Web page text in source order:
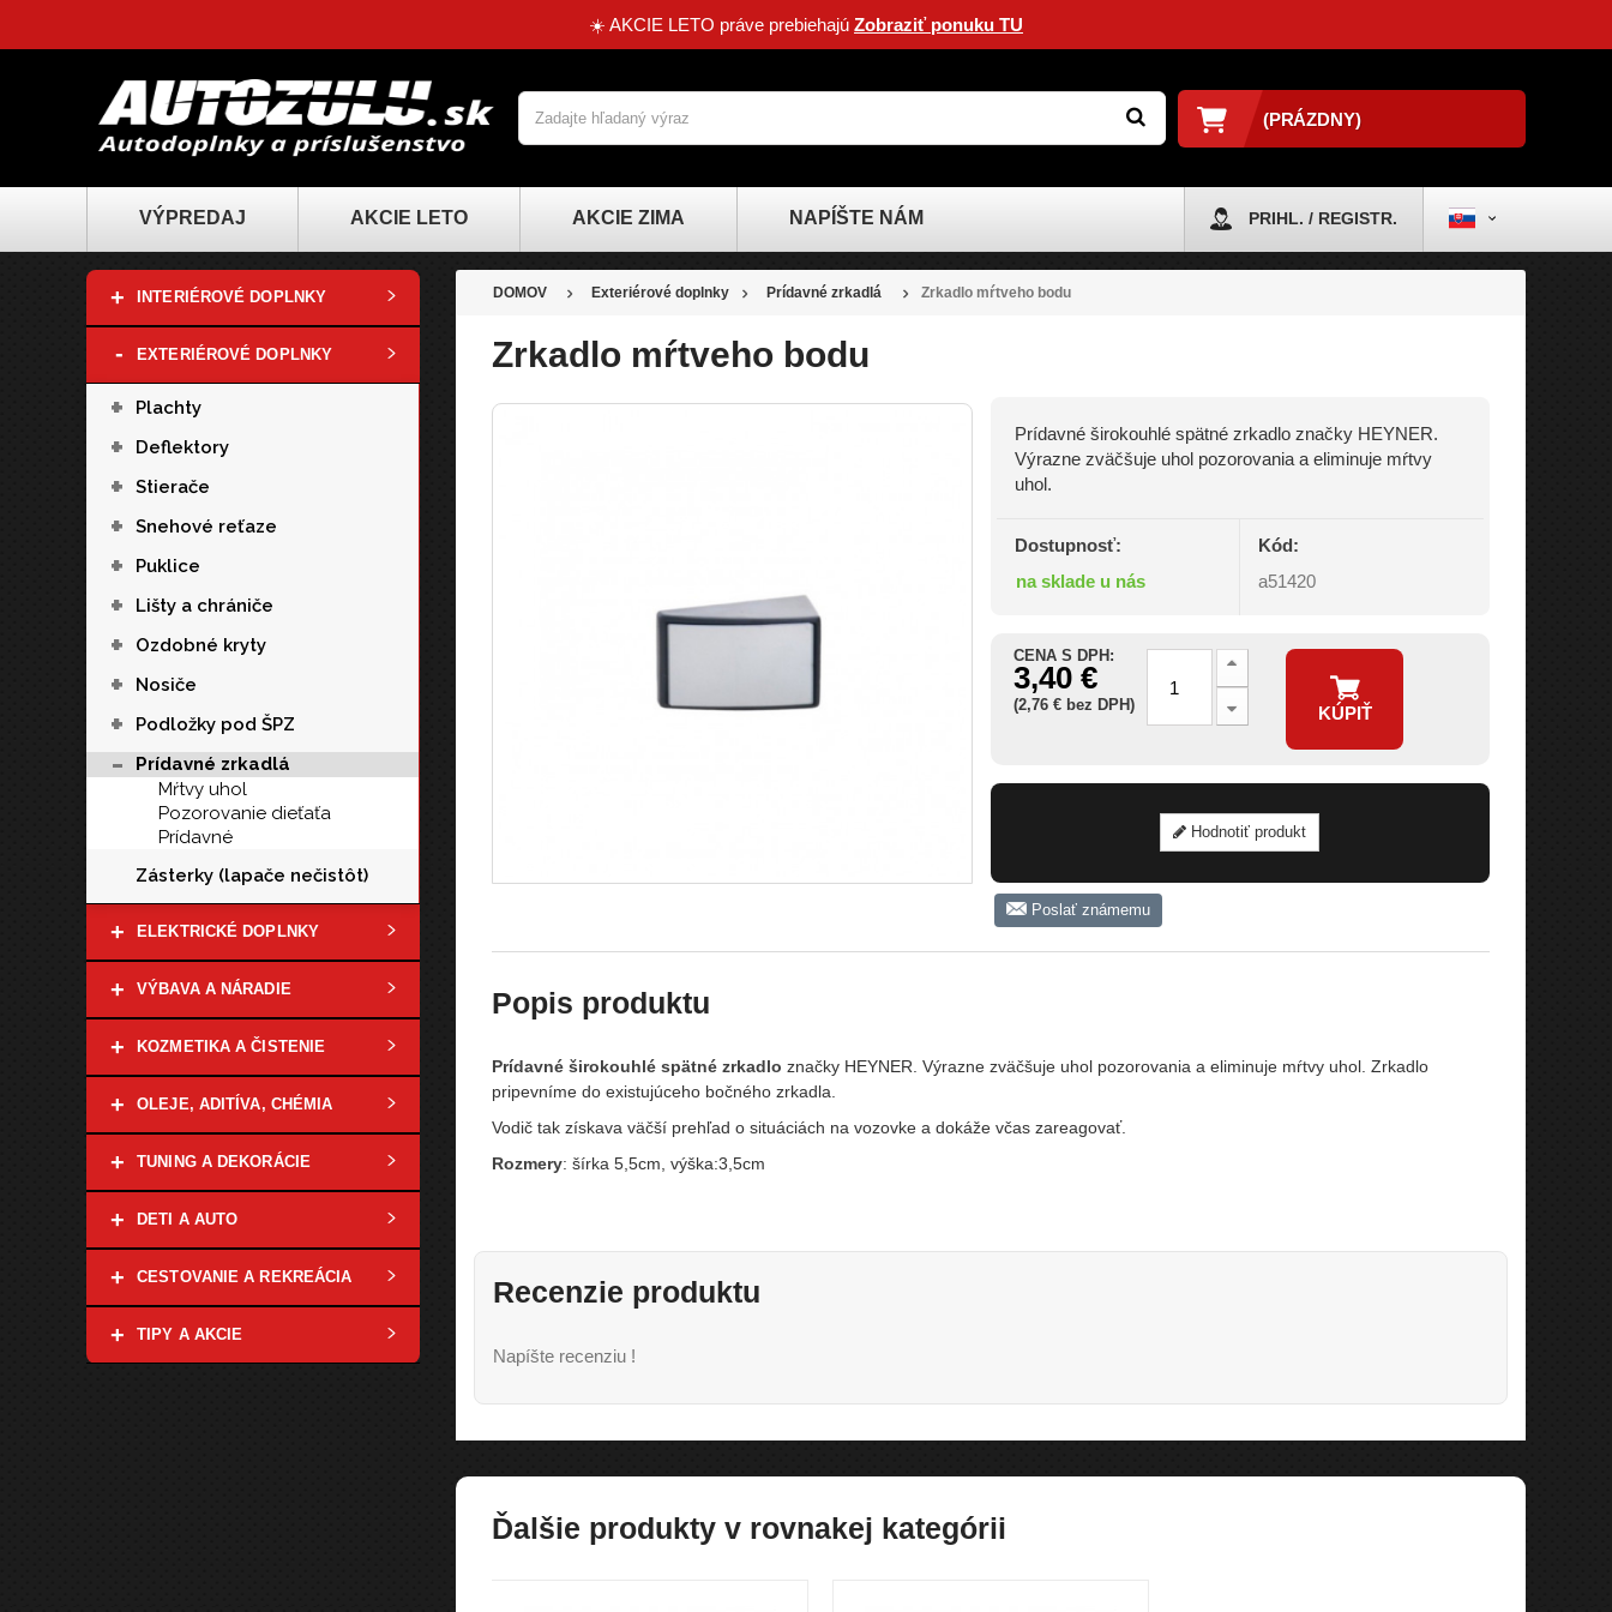
☀️ AKCIE LETO práve prebiehajú Zobraziť ponuku TU
(PRÁZDNY)
VÝPREDAJ AKCIE LETO AKCIE ZIMA NAPÍŠTE NÁM PRIHL. / REGISTR.
+ INTERIÉROVÉ DOPLNKY
- EXTERIÉROVÉ DOPLNKY
+ Plachty
+ Deflektory
+ Stierače
+ Snehové reťaze
+ Puklice
+ Lišty a chrániče
+ Ozdobné kryty
+ Nosiče
+ Podložky pod ŠPZ
-
Prídavné zrkadlá
Mŕtvy uhol
Pozorovanie dieťaťa
Prídavné
Zásterky (lapače nečistôt)
+ ELEKTRICKÉ DOPLNKY
+ VÝBAVA A NÁRADIE
+ KOZMETIKA A ČISTENIE
+ OLEJE, ADITÍVA, CHÉMIA
+ TUNING A DEKORÁCIE
+ DETI A AUTO
+ CESTOVANIE A REKREÁCIA
+ TIPY A AKCIE
DOMOV Exteriérové doplnky Prídavné zrkadlá Zrkadlo mŕtveho bodu
Zrkadlo mŕtveho bodu
Prídavné širokouhlé spätné zrkadlo značky HEYNER.
Výrazne zväčšuje uhol pozorovania a eliminuje mŕtvy
uhol.
Dostupnosť:
na sklade u nás
Kód:
a51420
CENA S DPH:
3,40 €
(2,76 € bez DPH) KÚPIŤ
Hodnotiť produkt
Poslať známemu
Popis produktu
Prídavné širokouhlé spätné zrkadlo značky HEYNER. Výrazne zväčšuje uhol pozorovania a eliminuje mŕtvy uhol. Zrkadlo
pripevníme do existujúceho bočného zrkadla.
Vodič tak získava väčší prehľad o situáciách na vozovke a dokáže včas zareagovať.
Rozmery: šírka 5,5cm, výška:3,5cm
Recenzie produktu
Napíšte recenziu !
Ďalšie produkty v rovnakej kategórii